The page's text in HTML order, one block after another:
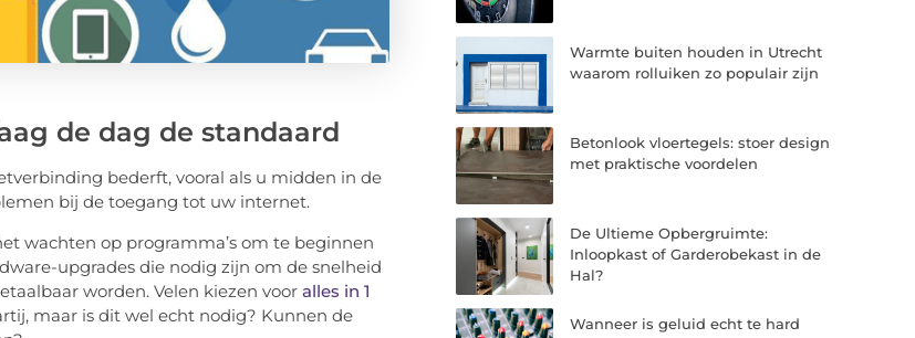
de dag de standaard
bederft, vooral als u midden in de
bij de toegang tot uw internet.
wachten op programma’s om te beginnen
upgrades die nodig zijn om de snelheid
worden. Velen kiezen voor alles in 1
maar is dit wel echt nodig? Kunnen de
Warmte buiten houden in Utrecht
waarom rolluiken zo populair zijn
Betonlook vloertegels: stoer design
met praktische voordelen
De Ultieme Opbergruimte:
Inloopkast of Garderobekast in de
Hal?
Wanneer is geluid echt te hard